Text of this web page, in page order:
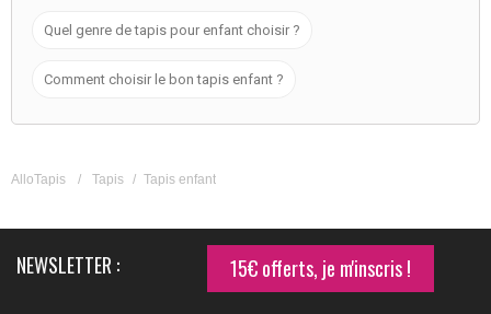
Quel genre de tapis pour enfant choisir ?
Comment choisir le bon tapis enfant ?
AlloTapis / Tapis / Tapis enfant
NEWSLETTER : 15€ offerts, je m'inscris !